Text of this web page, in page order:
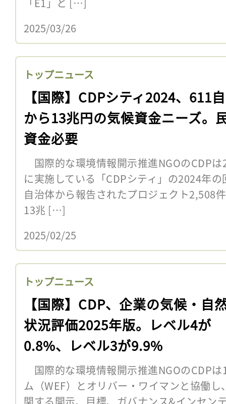
2025/03/26
トップニュース
【国際】CDPシティ2024、611
から13兆円の気候資金ニーズ。
資金必要
国際的な環境情報開示推進NGOのCDP
に実施している「CDPシティ」の2024年
自治体から報告されたプロジェクト2,508
13兆 […]
2025/02/25
トップニュース
【国際】CDP、企業の気候・自
状況評価2025年版。レベル4が
0.8%、レベル3が9.9%
国際的な環境情報開示推進NGOのCDP
ム（WEF）とオリバー・ワイマンと協働